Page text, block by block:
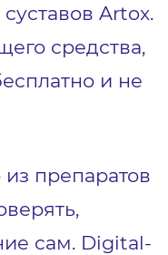
Artox.
средства,
и не
препаратов
сам. Digital-